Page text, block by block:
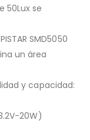
50Lux se
SMD5050
un área
y capacidad:
20W)